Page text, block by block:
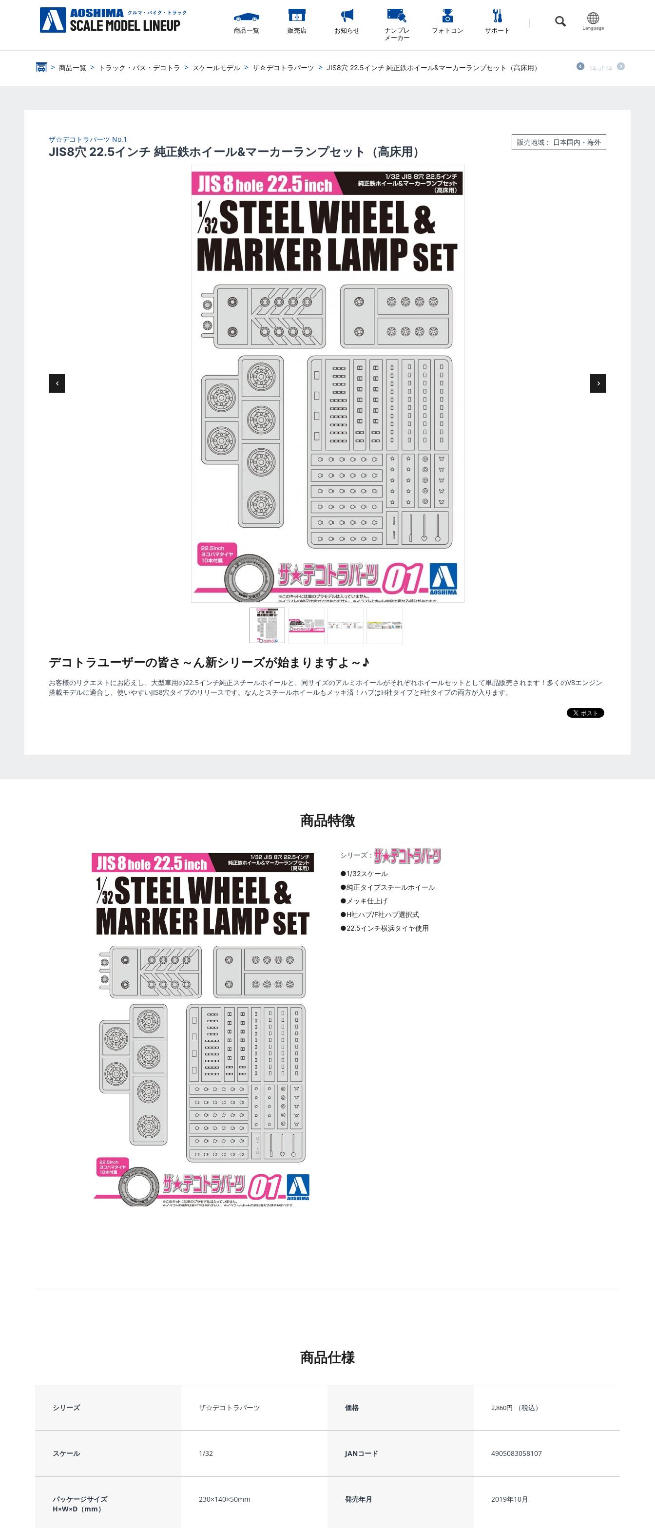
商品一覧 販売店 お知らせ
ナンプレ
メーカー
フォトコン サポート
商品一覧 トラック・バス・デコトラ スケールモデル ザ☆デコトラパーツ JIS8穴 22.5インチ 純正鉄ホイール&マーカーランプセット（高床用） 14 of 14
ザ☆デコトラパーツ No.1
JIS8穴 22.5インチ 純正鉄ホイール&マーカーランプセット（高床用）
販売地域： 日本国内・海外
デコトラユーザーの皆さ～ん新シリーズが始まりますよ～♪
お客様のリクエストにお応えし、大型車用の22.5インチ純正スチールホイールと、同サイズのアルミホイールがそれぞれホイールセットとして単品販売されます！多くのV8エンジン
搭載モデルに適合し、使いやすいJIS8穴タイプのリリースです。なんとスチールホイールもメッキ済！ハブはH社タイプとF社タイプの両方が入ります。
商品特徴
シリーズ：
●1/32スケール
●純正タイプスチールホイール
●メッキ仕上げ
●H社ハブ/F社ハブ選択式
●22.5インチ横浜タイヤ使用
商品仕様
シリーズ ザ☆デコトラパーツ 価格 2,860円 （税込）
スケール 1/32 JANコード 4905083058107
パッケージサイズ
H×W×D（mm）
230×140×50mm 発売年月 2019年10月